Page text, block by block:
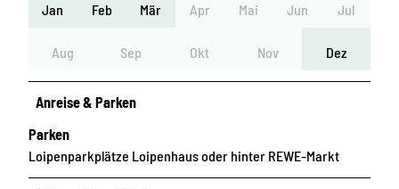
Jan Feb Mär Apr Mai Jun Jul
Aug Sep Okt Nov Dez
Anreise & Parken
Parken
Loipenparkplätze Loipenhaus oder hinter REWE-Markt